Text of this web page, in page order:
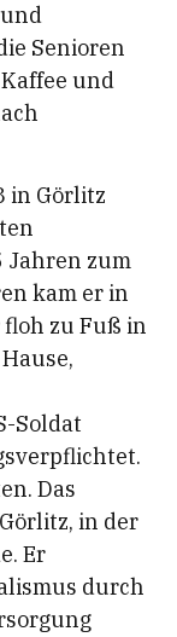
Senioren
und
in Görlitz
Jahren zum
kam er in
floh zu Fuß in
Soldat
Das
in der
Er
durch